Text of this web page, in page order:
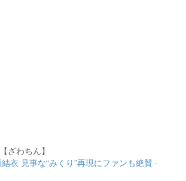
ざわちん】
衣 見事な“みくり”再現にファンも絶賛 -